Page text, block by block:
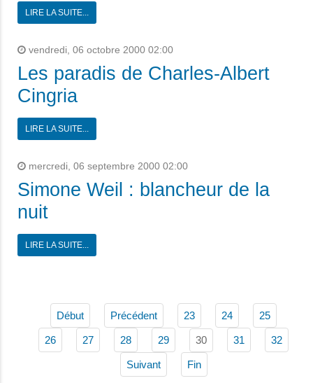
LIRE LA SUITE...
vendredi, 06 octobre 2000 02:00
Les paradis de Charles-Albert
Cingria
LIRE LA SUITE...
mercredi, 06 septembre 2000 02:00
Simone Weil : blancheur de la
nuit
LIRE LA SUITE...
Début Précédent 23 24 25
26 27 28 29 30 31 32
Suivant Fin